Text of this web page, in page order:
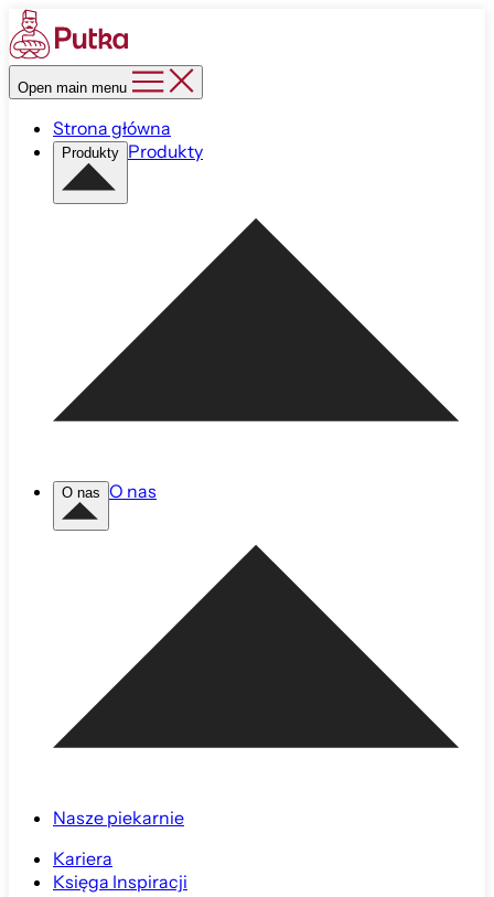
Open main menu
Strona główna
Produkty Produkty
O nas O nas
Nasze piekarnie
Kariera
Księga Inspiracji